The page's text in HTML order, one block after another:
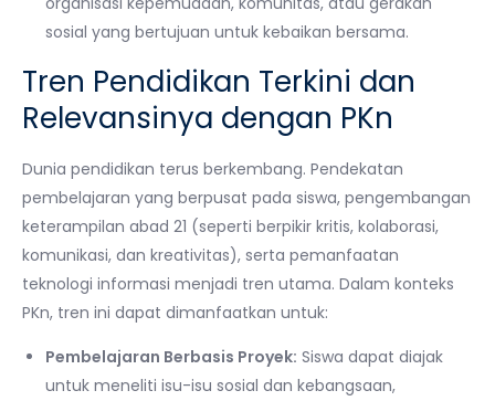
sosial yang bertujuan untuk kebaikan bersama.
Tren Pendidikan Terkini dan
Relevansinya dengan PKn
Dunia pendidikan terus berkembang. Pendekatan
pembelajaran yang berpusat pada siswa, pengembangan
keterampilan abad 21 (seperti berpikir kritis, kolaborasi,
komunikasi, dan kreativitas), serta pemanfaatan
teknologi informasi menjadi tren utama. Dalam konteks
PKn, tren ini dapat dimanfaatkan untuk:
Pembelajaran Berbasis Proyek: Siswa dapat diajak
untuk meneliti isu-isu sosial dan kebangsaan,